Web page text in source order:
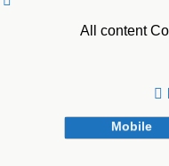
All content
Mobile